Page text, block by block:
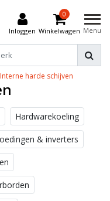
Inloggen
0
Winkelwagen Menu
Interne harde schijven
Hardwarekoeling
& inverters